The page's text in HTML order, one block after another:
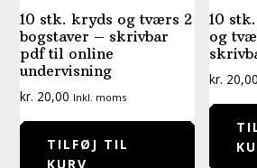
10 stk. kryds og tværs 2
bogstaver – skrivbar
pdf til online
undervisning
kr. 20,00 Inkl. moms
TILFØJ TIL
KURV
10
og
kr. 20,00